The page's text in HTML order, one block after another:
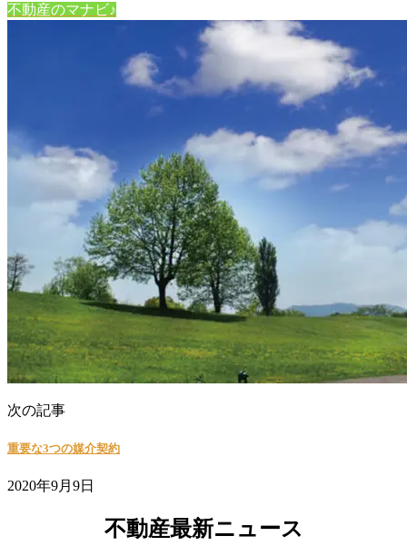
不動産のマナビ♪
次の記事
重要な3つの媒介契約
2020年9月9日
不動産最新ニュース